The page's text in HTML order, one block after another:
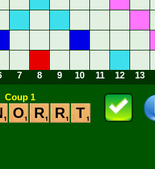
7 8 9 10 11 12 13
Coup 1
O R R T